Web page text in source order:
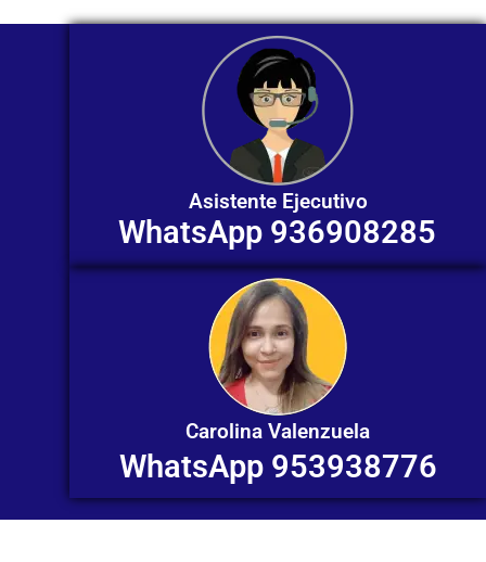
Asistente Ejecutivo
WhatsApp 936908285
Carolina Valenzuela
WhatsApp 953938776